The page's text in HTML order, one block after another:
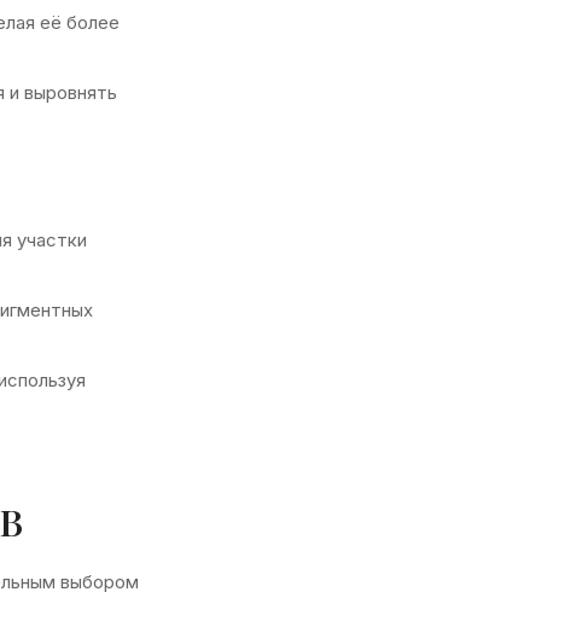
её более
выровнять
участки
выбором